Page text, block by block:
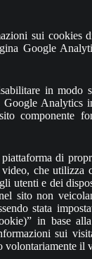
sui cookies
Google
in modo
Analytics
componente
di
che utilizza
utenti e dei
sito non
stata
in base
sui
volontariamente il